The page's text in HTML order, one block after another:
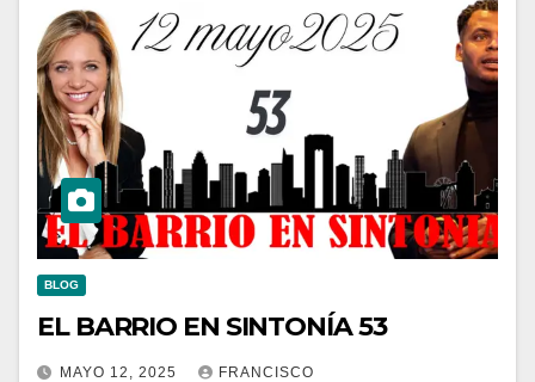
BLOG
EL BARRIO EN SINTONÍA 53
MAYO 12, 2025 FRANCISCO